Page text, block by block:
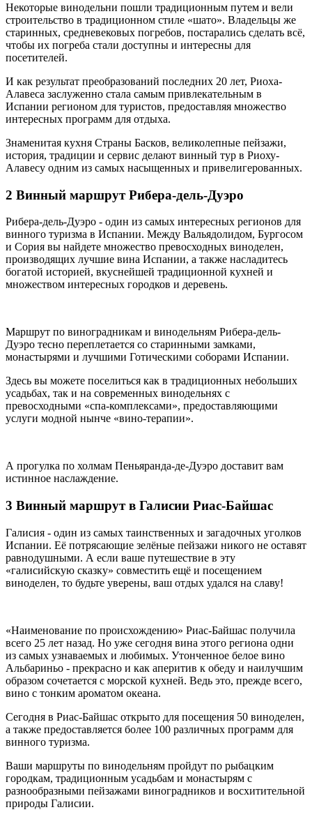
Некоторые винодельни пошли традиционным путем и вели
строительство в традиционном стиле «шато». Владельцы же
старинных, средневековых погребов, постарались сделать всё,
чтобы их погреба стали доступны и интересны для
посетителей.
И как результат преобразований последних 20 лет, Риоха-
Алавеса заслуженно стала самым привлекательным в
Испании регионом для туристов, предоставляя множество
интересных программ для отдыха.
Знаменитая кухня Страны Басков, великолепные пейзажи,
история, традиции и сервис делают винный тур в Риоху-
Алавесу одним из самых насыщенных и привелигерованных.
2 Винный маршрут Рибера-дель-Дуэро
Рибера-дель-Дуэро - один из самых интересных регионов для
винного туризма в Испании. Между Вальядолидом, Бургосом
и Сория вы найдете множество превосходных виноделен,
производящих лучшие вина Испании, а также насладитесь
богатой историей, вкуснейшей традиционной кухней и
множеством интересных городков и деревень.
Маршрут по виноградникам и винодельням Рибера-дель-
Дуэро тесно переплетается со старинными замками,
монастырями и лучшими Готическими соборами Испании.
Здесь вы можете поселиться как в традиционных небольших
усадьбах, так и на современных винодельнях с
превосходными «спа-комплексами», предоставляющими
услуги модной нынче «вино-терапии».
А прогулка по холмам Пеньяранда-де-Дуэро доставит вам
истинное наслаждение.
3 Винный маршрут в Галисии Риас-Байшас
Галисия - один из самых таинственных и загадочных уголков
Испании. Её потрясающие зелёные пейзажи никого не оставят
равнодушными. А если ваше путешествие в эту
«галисийскую сказку» совместить ещё и посещением
виноделен, то будьте уверены, ваш отдых удался на славу!
«Наименование по происхождению» Риас-Байшас получила
всего 25 лет назад. Но уже сегодня вина этого региона одни
из самых узнаваемых и любимых. Утонченное белое вино
Альбариньо - прекрасно и как аперитив к обеду и наилучшим
образом сочетается с морской кухней. Ведь это, прежде всего,
вино с тонким ароматом океана.
Сегодня в Риас-Байшас открыто для посещения 50 виноделен,
а также предоставляется более 100 различных программ для
винного туризма.
Ваши маршруты по винодельням пройдут по рыбацким
городкам, традиционным усадьбам и монастырям с
разнообразными пейзажами виноградников и восхитительной
природы Галисии.